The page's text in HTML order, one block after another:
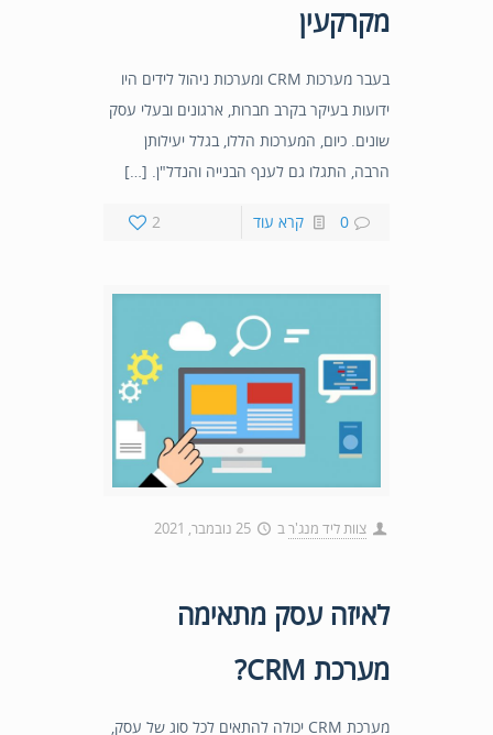
מקרקעין
בעבר מערכות CRM ומערכות ניהול לידים היו
ידועות בעיקר בקרב חברות, ארגונים ובעלי עסק
שונים. כיום, המערכות הללו, בגלל יעילותן
הרבה, התגלו גם לענף הבנייה והנדל"ן. […]
2 0 קרא עוד
צוות ליד מנג'ר ב 25 נובמבר, 2021
לאיזה עסק מתאימה
מערכת CRM?
מערכת CRM יכולה להתאים לכל סוג של עסק,